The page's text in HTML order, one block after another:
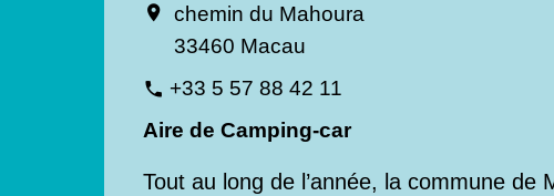
location_on
chemin du Mahoura
33460 Macau
phone +33 5 57 88 42 11
Aire de Camping-car
Tout au long de l’année, la commune de